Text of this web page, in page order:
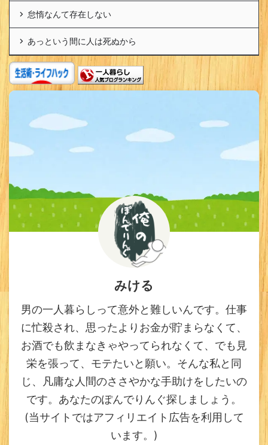
怠惰なんて存在しない
あっという間に人は死ぬから
みける
男の一人暮らしって意外と難しいんです。仕事
に忙殺され、思ったよりお金が貯まらなくて、
お酒でも飲まなきゃやってられなくて、でも見
栄を張って、モテたいと願い。そんな私と同
じ、凡庸な人間のささやかな手助けをしたいの
です。あなたのぽんでりんぐ探しましょう。
(当サイトではアフィリエイト広告を利用して
います。)